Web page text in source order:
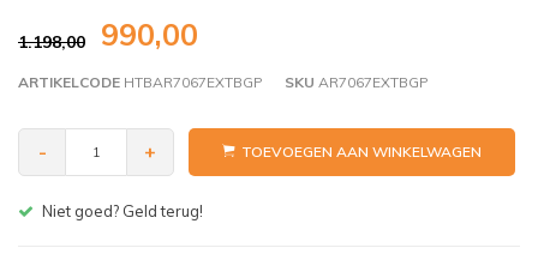
1.198,00 990,00
ARTIKELCODE HTBAR7067EXTBGP SKU AR7067EXTBGP
- + TOEVOEGEN AAN WINKELWAGEN
Gratis bezorgen v.a. € 150,- (NL)